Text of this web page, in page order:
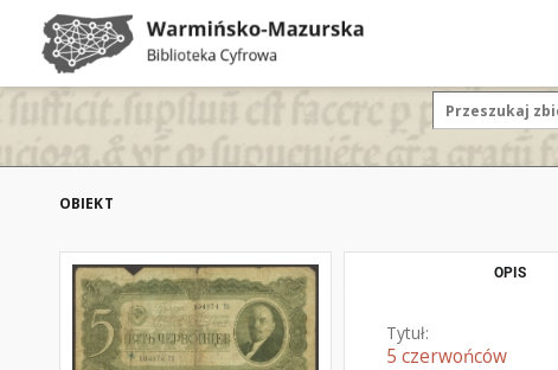
OBIEKT
OPIS
Tytuł:
5 czerwońców